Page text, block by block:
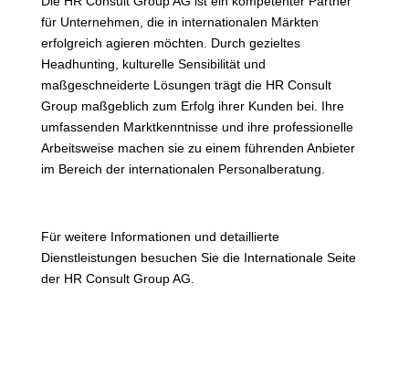
für Unternehmen, die in internationalen Märkten
erfolgreich agieren möchten. Durch gezieltes
Headhunting, kulturelle Sensibilität und
maßgeschneiderte Lösungen trägt die HR Consult
Group maßgeblich zum Erfolg ihrer Kunden bei. Ihre
umfassenden Marktkenntnisse und ihre professionelle
Arbeitsweise machen sie zu einem führenden Anbieter
im Bereich der internationalen Personalberatung.
Für weitere Informationen und detaillierte
Dienstleistungen besuchen Sie die Internationale Seite
der HR Consult Group AG.